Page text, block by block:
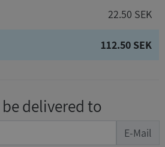
22.50 SEK
112.50 SEK
delivered to
E-Mail